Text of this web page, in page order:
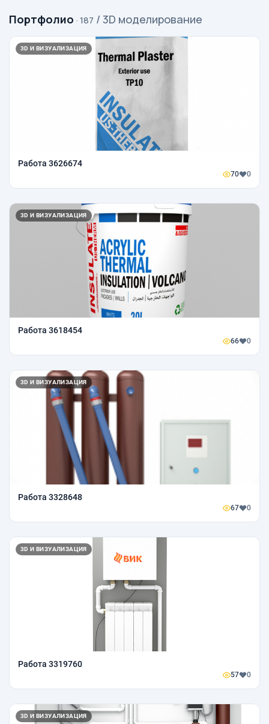
Портфолио · 187 / 3D моделирование
3D И ВИЗУАЛИЗАЦИЯ
Работа 3626674
70 0
3D И ВИЗУАЛИЗАЦИЯ
Работа 3618454
66 0
3D И ВИЗУАЛИЗАЦИЯ
Работа 3328648
67 0
3D И ВИЗУАЛИЗАЦИЯ
Работа 3319760
57 0
3D И ВИЗУАЛИЗАЦИЯ